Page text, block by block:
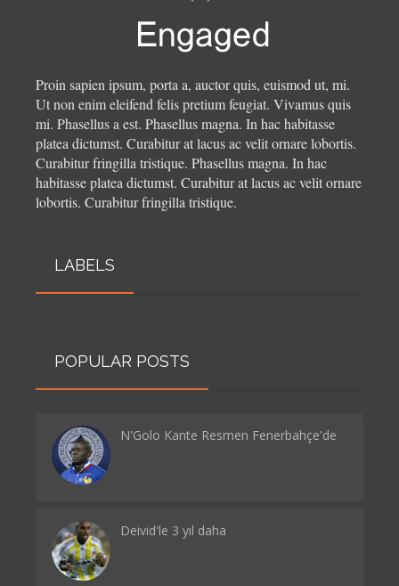
Proin sapien ipsum, porta a, auctor quis, euismod ut, mi.
Ut non enim eleifend felis pretium feugiat. Vivamus quis
mi. Phasellus a est. Phasellus magna. In hac habitasse
platea dictumst. Curabitur at lacus ac velit ornare lobortis.
Curabitur fringilla tristique. Phasellus magna. In hac
habitasse platea dictumst. Curabitur at lacus ac velit ornare
lobortis. Curabitur fringilla tristique.
LABELS
POPULAR POSTS
N'Golo Kante Resmen Fenerbahçe'de
Deivid'le 3 yıl daha